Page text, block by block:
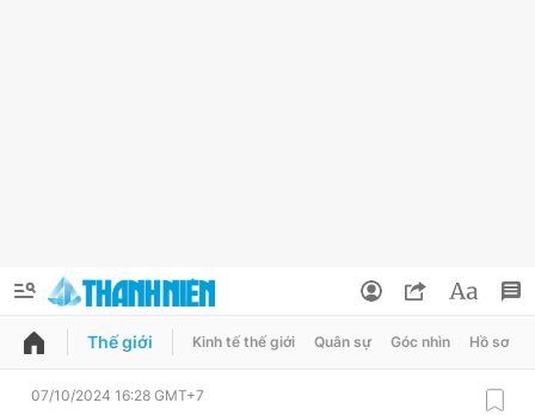
QUẢNG CÁO
Thế giới Kinh tế thế giới Quân sự Góc nhìn Hồ sơ
07/10/2024 16:28 GMT+7